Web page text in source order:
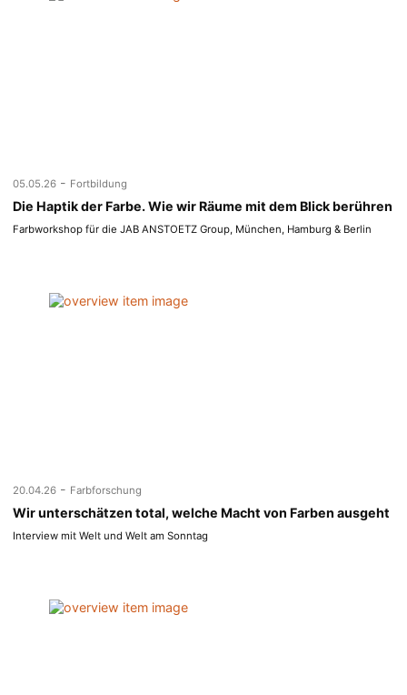
05.05.26 - Fortbildung
Die Haptik der Farbe. Wie wir Räume mit dem Blick berühren
Farbworkshop für die JAB ANSTOETZ Group, München, Hamburg & Berlin
20.04.26 - Farbforschung
Wir unterschätzen total, welche Macht von Farben ausgeht
Interview mit Welt und Welt am Sonntag